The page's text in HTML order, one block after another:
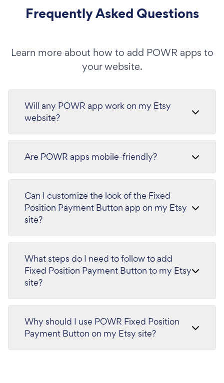
Frequently Asked Questions
Learn more about how to add POWR apps to
your website.
Will any POWR app work on my Etsy
website?
Are POWR apps mobile-friendly?
Can I customize the look of the Fixed
Position Payment Button app on my Etsy
site?
What steps do I need to follow to add
Fixed Position Payment Button to my Etsy
site?
Why should I use POWR Fixed Position
Payment Button on my Etsy site?